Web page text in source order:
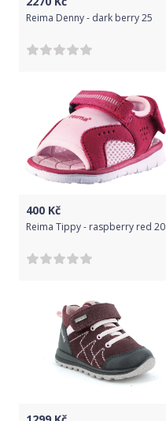
Reima Denny - dark berry 25
400 Kč
Reima Tippy - raspberry red 20